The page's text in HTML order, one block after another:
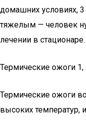
домашних условиях, 3
тяжелым — человек
лечении в стационаре.
Термические ожоги 1,
Термические ожоги
высоких температур,